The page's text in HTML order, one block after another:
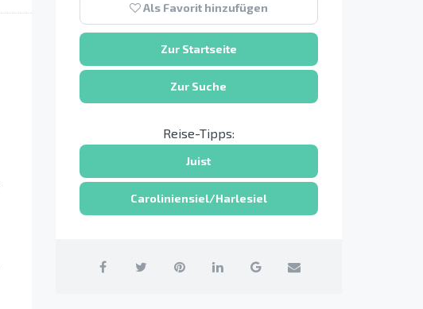
Als Favorit hinzufügen
Zur Startseite
Zur Suche
Reise-Tipps:
Juist
Caroliniensiel/Harlesiel